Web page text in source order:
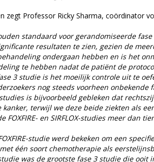
zegt Professor Ricky Sharma, coördinator
standaard voor gerandomiseerde
resultaten te zien, gezien de
ondergaan hebben en is het
te hebben nadat de patiënt de
3 studie is het moeilijk controle uit te
nog steeds voorheen onbekende
is bijvoorbeeld gebleken dat
terwijl we deze beide ziekten als
en SIRFLOX-studies meer dan
studie werd bekeken om een
één soort chemotherapie als
was de grootste fase 3 studie die ooit